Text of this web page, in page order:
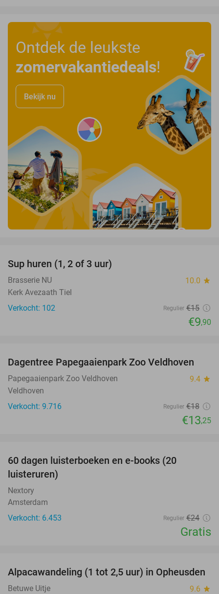
Ontdek de leukste
zomervakantiedeals!
Bekijk nu
Sup huren (1, 2 of 3 uur)
Brasserie NU 10.0 star
Kerk Avezaath Tiel
Verkocht: 102
Regulier €15
€9,90
26%
Dagentree Papegaaienpark Zoo Veldhoven
Papegaaienpark Zoo Veldhoven 9.4 star
Veldhoven
Verkocht: 9.716
Regulier €18
€13,25
60 dagen luisterboeken en e-books (20
luisteruren)
Nextory
Amsterdam
Verkocht: 6.453
Regulier €24
Gratis
38%
Alpacawandeling (1 tot 2,5 uur) in Opheusden
Betuwe Uitje 9.6 star